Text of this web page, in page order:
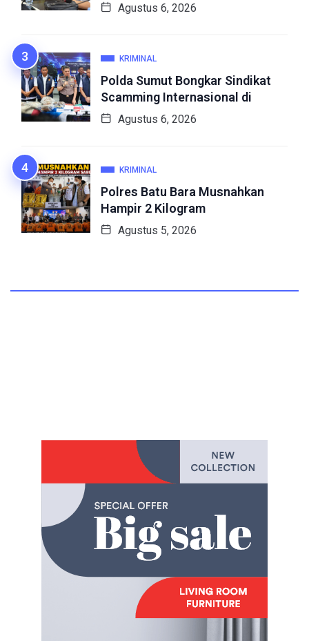
Agustus 6, 2026
KRIMINAL
Polda Sumut Bongkar Sindikat
Scamming Internasional di
Agustus 6, 2026
KRIMINAL
Polres Batu Bara Musnahkan
Hampir 2 Kilogram
Agustus 5, 2026